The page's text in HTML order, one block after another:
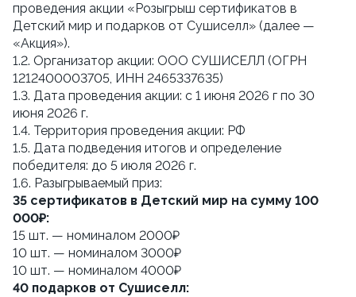
проведения акции «Розыгрыш сертификатов в
Детский мир и подарков от Сушиселл» (далее —
«Акция»).
1.2. Организатор акции: ООО СУШИСЕЛЛ (ОГРН
1212400003705, ИНН 2465337635)
1.3. Дата проведения акции: с 1 июня 2026 г по 30
июня 2026 г.
1.4. Территория проведения акции: РФ
1.5. Дата подведения итогов и определение
победителя: до 5 июля 2026 г.
1.6. Разыгрываемый приз:
35 сертификатов в Детский мир на сумму 100
000₽:
15 шт. — номиналом 2000₽
10 шт. — номиналом 3000₽
10 шт. — номиналом 4000₽
40 подарков от Сушиселл: